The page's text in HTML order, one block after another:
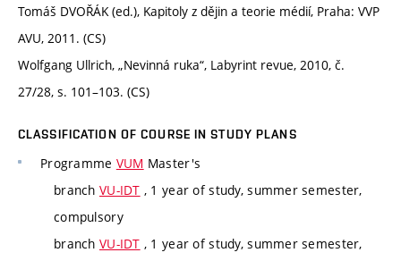
Tomáš DVOŘÁK (ed.), Kapitoly z dějin a teorie médií, Praha: VVP
AVU, 2011. (CS)
Wolfgang Ullrich, „Nevinná ruka“, Labyrint revue, 2010, č.
27/28, s. 101–103. (CS)
CLASSIFICATION OF COURSE IN STUDY PLANS
Programme VUM Master's
branch VU-IDT , 1 year of study, summer semester,
compulsory
branch VU-IDT , 1 year of study, summer semester,